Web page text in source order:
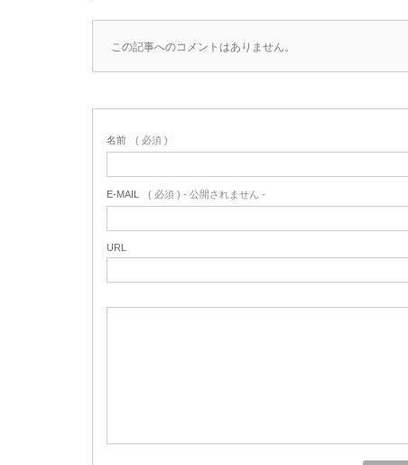
この記事へのコメントはありません。
名前 ( 必須 )
E-MAIL ( 必須 ) - 公開されません -
URL